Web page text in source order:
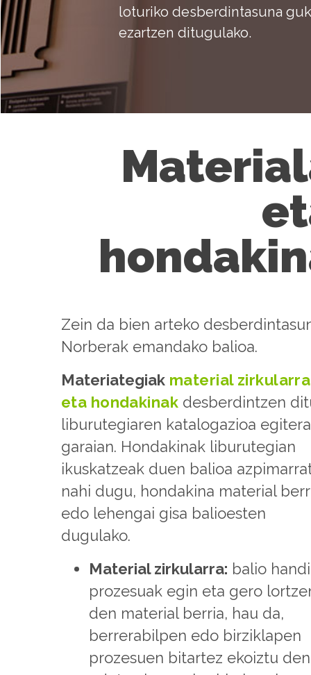
loturiko desberdintasuna
ezartzen ditugulako.
Zein da bien arteko
Norberak emandako balioa.
Materiategiak material
eta hondakinak desberdintzen
liburutegiaren katalogazioa
garaian. Hondakinak liburutegian
ikuskatzeak duen balioa
nahi dugu, hondakina material
edo lehengai gisa balioesten
dugulako.
Material zirkularra: balio
prozesuak egin eta gero
den material berria, hau da,
berrerabilpen edo birziklapen
prozesuen bitartez ekoiztu